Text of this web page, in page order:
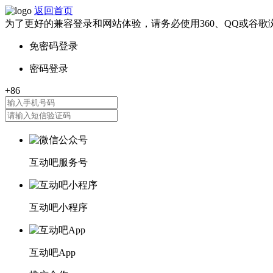
返回首页
为了更好的兼容登录和网站体验，请务必使用360、QQ或谷歌
互动吧服务号
互动吧小程序
互动吧App